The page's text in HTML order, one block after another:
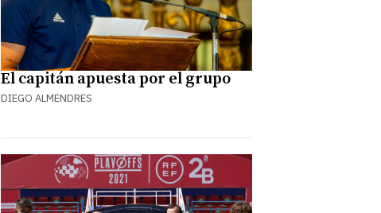
El capitán apuesta por el grupo
DIEGO ALMENDRES